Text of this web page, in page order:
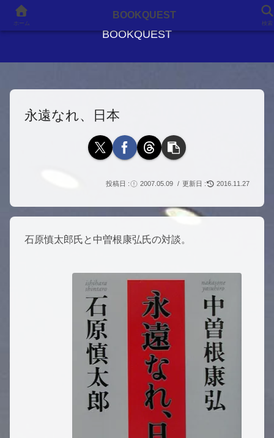
BOOKQUEST
永遠なれ、日本
2007.05.09 2016.11.27
石原慎太郎氏と中曽根康弘氏の対談。
ホーム
BOOKQUEST
検索